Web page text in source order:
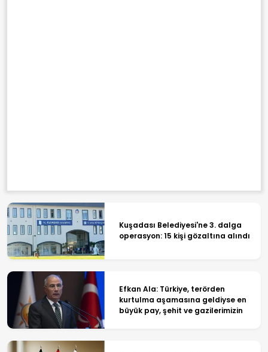
Kuşadası Belediyesi'ne 3. dalga
operasyon: 15 kişi gözaltına alındı
Efkan Ala: Türkiye, terörden
kurtulma aşamasına geldiyse en
büyük pay, şehit ve gazilerimizin